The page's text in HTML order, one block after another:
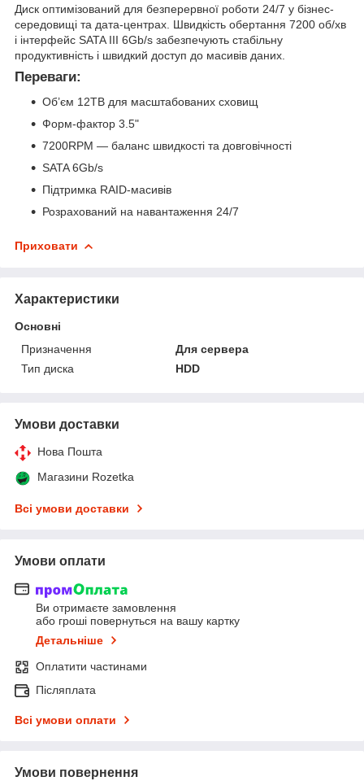
Диск оптимізований для безперервної роботи 24/7 у бізнес-
середовищі та дата-центрах. Швидкість обертання 7200 об/хв
і інтерфейс SATA III 6Gb/s забезпечують стабільну
продуктивність і швидкий доступ до масивів даних.
Переваги:
Об’єм 12TB для масштабованих сховищ
Форм-фактор 3.5"
7200RPM — баланс швидкості та довговічності
SATA 6Gb/s
Підтримка RAID-масивів
Розрахований на навантаження 24/7
Приховати
Характеристики
Основні
Призначення
Для сервера
Тип диска
HDD
Умови доставки
Нова Пошта
Магазини Rozetka
Всі умови доставки
Умови оплати
Ви отримаєте замовлення
або гроші повернуться на вашу картку
Детальніше
Оплатити частинами
Післяплата
Всі умови оплати
Умови повернення